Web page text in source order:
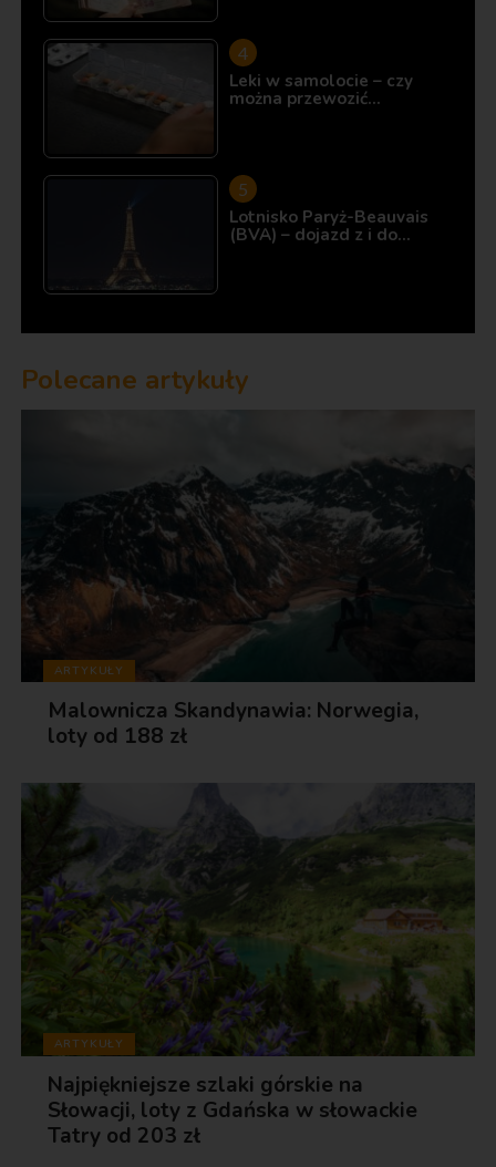
Leki w samolocie – czy
można przewozić…
Lotnisko Paryż-Beauvais
(BVA) – dojazd z i do…
Polecane artykuły
ARTYKUŁY
Malownicza Skandynawia: Norwegia,
loty od 188 zł
ARTYKUŁY
Najpiękniejsze szlaki górskie na
Słowacji, loty z Gdańska w słowackie
Tatry od 203 zł